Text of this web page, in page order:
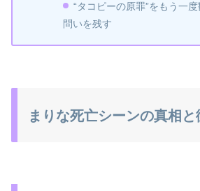
“タコピーの原罪”をもう一
問いを残す
まりな死亡シーンの真相と